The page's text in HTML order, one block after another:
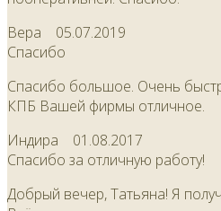
Вера 05.07.2019
Спасибо
Спасибо большое. Очень
КПБ Вашей фирмы отличное.
Индира 01.08.2017
Спасибо за отличную работу!
Добрый вечер, Татьяна! Я